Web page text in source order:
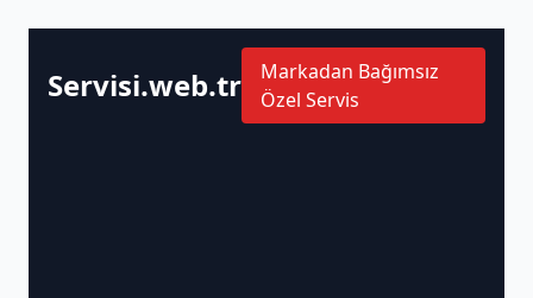
Servisi.web.tr
Markadan Bağımsız
Özel Servis